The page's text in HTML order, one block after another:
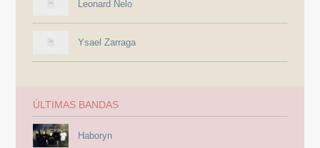
Leonard Nelo
Ysael Zarraga
ÚLTIMAS BANDAS
Haboryn